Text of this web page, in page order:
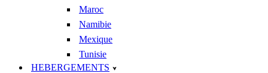
Maroc
Namibie
Mexique
Tunisie
HEBERGEMENTS